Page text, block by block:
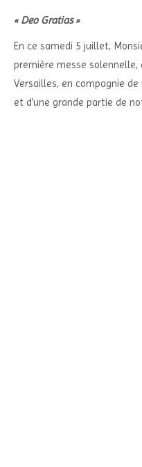
« Deo Gratias »
En ce samedi 5 juillet,
première messe
Versailles, en compagnie
et d’une grande partie de